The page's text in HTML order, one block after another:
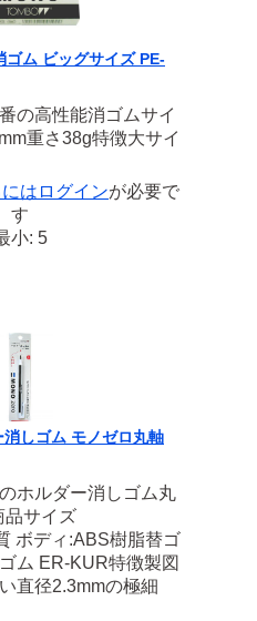
ゴム ビッグサイズ PE-
の高性能消ゴムサイ
重さ38g特徴大サイ
は ログインが必要で
す
小: 5
消しゴム モノゼロ丸軸
ホルダー消しゴム丸
品サイズ
ボディ:ABS樹脂替ゴ
ム ER-KUR特徴製図
直径2.3mmの極細